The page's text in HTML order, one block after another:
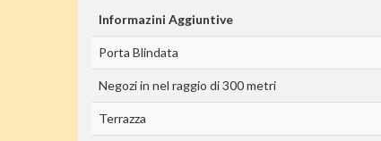
Informazini Aggiuntive
Porta Blindata
Negozi in nel raggio di 300 metri
Terrazza